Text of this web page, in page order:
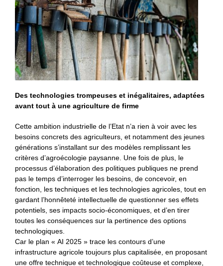
Des technologies trompeuses et inégalitaires, adaptées
avant tout à une agriculture de firme
Cette ambition industrielle de l’Etat n’a rien à voir avec les
besoins concrets des agriculteurs, et notamment des jeunes
générations s’installant sur des modèles remplissant les
critères d’agroécologie paysanne. Une fois de plus, le
processus d’élaboration des politiques publiques ne prend
pas le temps d’interroger les besoins, de concevoir, en
fonction, les techniques et les technologies agricoles, tout en
gardant l’honnêteté intellectuelle de questionner ses effets
potentiels, ses impacts socio-économiques, et d’en tirer
toutes les conséquences sur la pertinence des options
technologiques.
Car le plan « AI 2025 » trace les contours d’une
infrastructure agricole toujours plus capitalisée, en proposant
une offre technique et technologique coûteuse et complexe,